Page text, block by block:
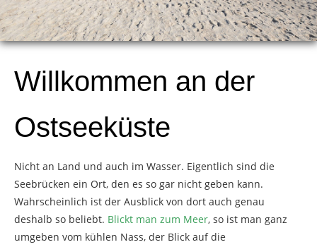
Segeln
Willkommen an der
Ostseeküste
Nicht an Land und auch im Wasser. Eigentlich sind die
Seebrücken ein Ort, den es so gar nicht geben kann.
Wahrscheinlich ist der Ausblick von dort auch genau
deshalb so beliebt. Blickt man zum Meer, so ist man ganz
umgeben vom kühlen Nass, der Blick auf die